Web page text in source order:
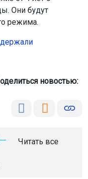
Они будут
режима.
новостью:
Читать все